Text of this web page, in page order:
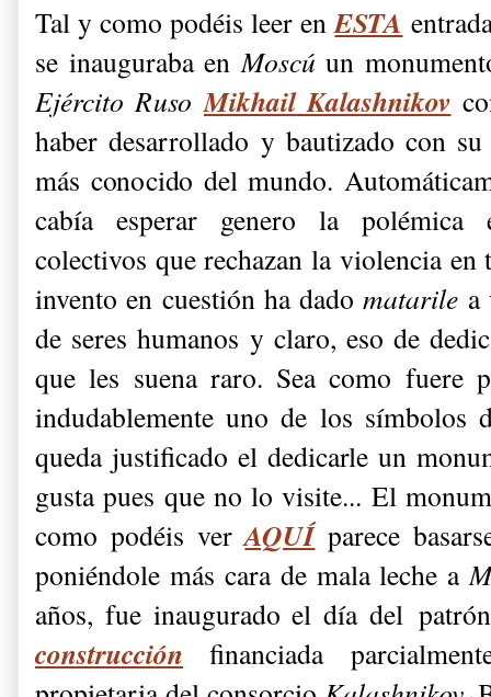
Tal y como podéis leer enESTA
se inauguraba en Moscúun
Ejército Ruso Mikhail Kalashnikov
haber desarrollado y bautizado con
más conocido del mundo.
cabía esperar genero la polémica
colectivos que rechazan la violencia en
invento en cuestión ha dadomatarile a
de seres humanos y claro, eso de
que les suena raro. Sea como fuere
indudablemente uno de los símbolos
queda justificado el dedicarle un
gusta pues que no lo visite... El
como podéis verAQUÍparece
poniéndole más cara de mala leche a
años, fue inaugurado el día del
construcción financiada